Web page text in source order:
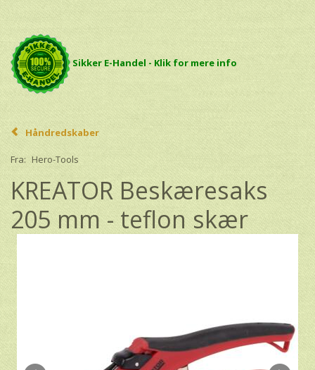
Sikker E-Handel - Klik for mere info
Håndredskaber
Fra: Hero-Tools
KREATOR Beskæresaks
205 mm - teflon skær